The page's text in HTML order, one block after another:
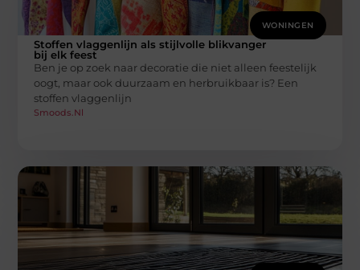
WONINGEN
Stoffen vlaggenlijn als stijlvolle blikvanger
bij elk feest
Ben je op zoek naar decoratie die niet alleen feestelijk
oogt, maar ook duurzaam en herbruikbaar is? Een
stoffen vlaggenlijn
Smoods.nl